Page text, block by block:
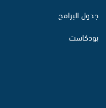
جدول البرامج
بودكاست